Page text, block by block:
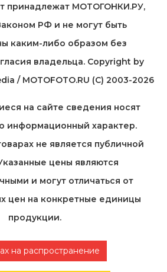
принадлежат МОТОГОНКИ.РУ,
РФ и не могут быть
каким-либо образом без
владельца. Copyright by
/ MOTOFOTO.RU (C) 2003-2026
на cайте сведения носят
информационный характер.
не является публичной
цены являются
и могут отличаться от
цен на конкретные единицы
продукции.
на распространение